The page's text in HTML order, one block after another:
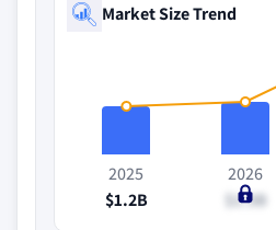
Market Size Trend
2025
$1.2B
2026
$1.3B